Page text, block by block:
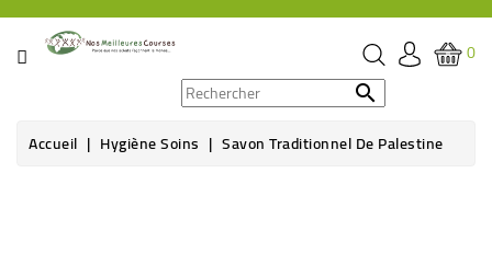
CATÉGORIE
ÉPICERIE
0

Accueil Hygiène Soins Savon Traditionnel De Palestine